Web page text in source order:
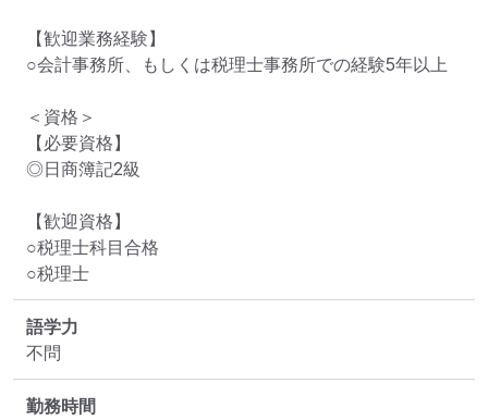
【歓迎業務経験】
○会計事務所、もしくは税理士事務所での経験5年以上
＜資格＞
【必要資格】
◎日商簿記2級
【歓迎資格】
○税理士科目合格
○税理士
語学力
不問
勤務時間